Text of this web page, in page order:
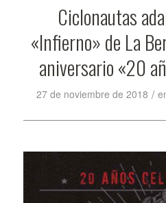
Ciclonautas
«Infierno» de La
aniversario «20
27 de noviembre de 2018 /